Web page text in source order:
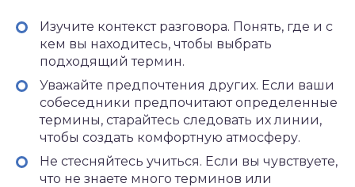
Изучите контекст разговора. Понять, где и с
кем вы находитесь, чтобы выбрать
подходящий термин.
Уважайте предпочтения других. Если ваши
собеседники предпочитают определенные
термины, старайтесь следовать их линии,
чтобы создать комфортную атмосферу.
Не стесняйтесь учиться. Если вы чувствуете,
что не знаете много терминов или